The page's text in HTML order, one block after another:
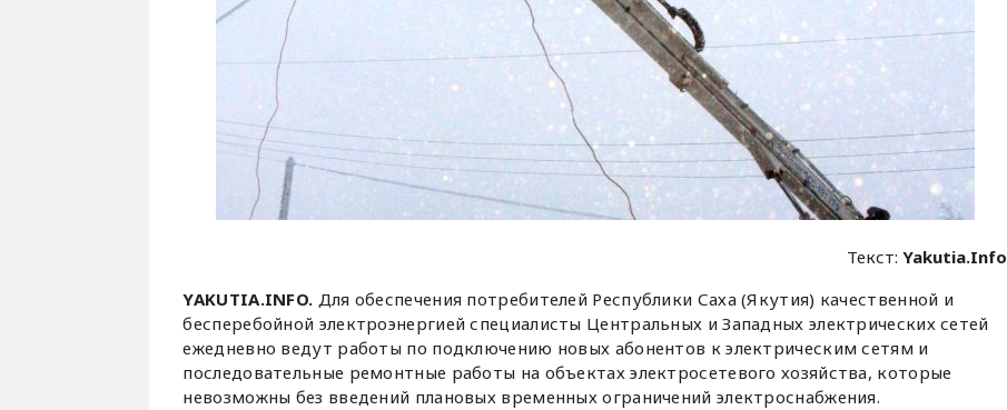
Текст:Yakutia.Info
YAKUTIA.INFO. Для обеспечения потребителей Республики Саха (Якутия) качественной и
бесперебойной электроэнергией специалисты Центральных и Западных электрических сетей
ежедневно ведут работы по подключению новых абонентов к электрическим сетям и
последовательные ремонтные работы на объектах электросетевого хозяйства, которые
невозможны без введений плановых временных ограничений электроснабжения.